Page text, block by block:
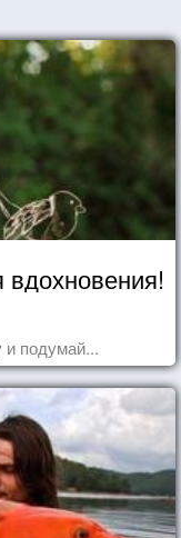
и подумай...